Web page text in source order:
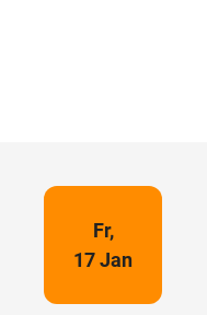
Fr,
17 Jan